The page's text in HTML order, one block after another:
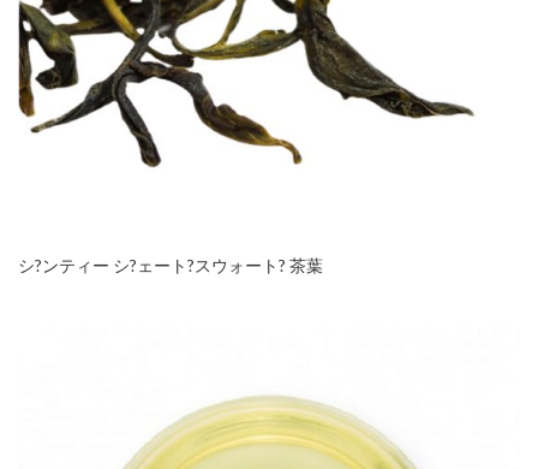
シ?ンティー シ?ェート?スウォート? 茶葉